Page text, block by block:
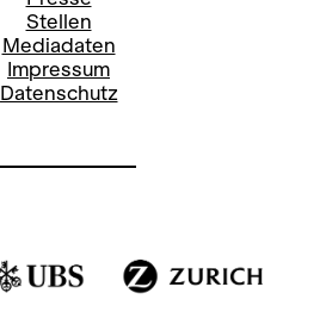
Stellen
Mediadaten
Impressum
Datenschutz